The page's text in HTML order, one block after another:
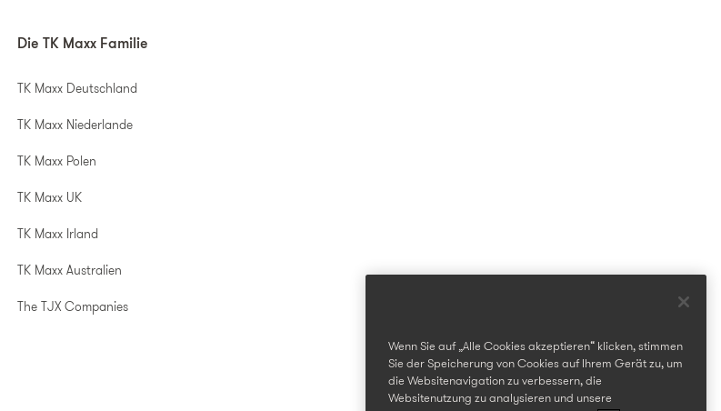
Die TK Maxx Familie
TK Maxx Deutschland
TK Maxx Niederlande
TK Maxx Polen
TK Maxx UK
TK Maxx Irland
TK Maxx Australien
The TJX Companies
Wenn Sie auf „Alle Cookies akzeptieren“ klicken, stimmen
Sie der Speicherung von Cookies auf Ihrem Gerät zu, um
die Websitenavigation zu verbessern, die
Websitenutzung zu analysieren und unsere